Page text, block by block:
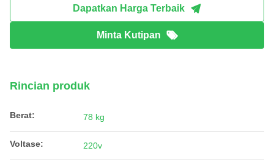
Dapatkan Harga Terbaik
Minta Kutipan
Rincian produk
Berat: 78 kg
Voltase: 220v